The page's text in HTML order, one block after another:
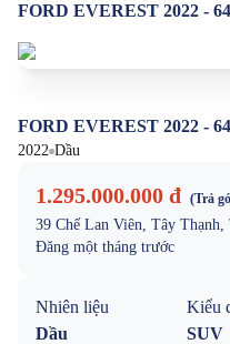
FORD EVEREST 2022 -
FORD EVEREST 2022 -
2022 Dầu
1.295.000.000 đ (Trả
39 Chế Lan Viên, Tây
Đăng một tháng trước
Nhiên liệu
Dầu
Kiểu
SUV